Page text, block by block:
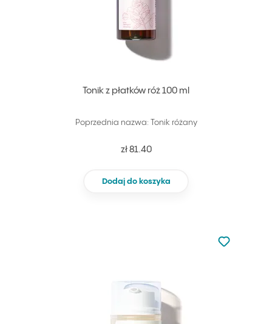
Tonik z płatków róż 100 ml
Poprzednia nazwa: Tonik różany
zł 81.40
Dodaj do koszyka
Nie dodano
Dodaj do